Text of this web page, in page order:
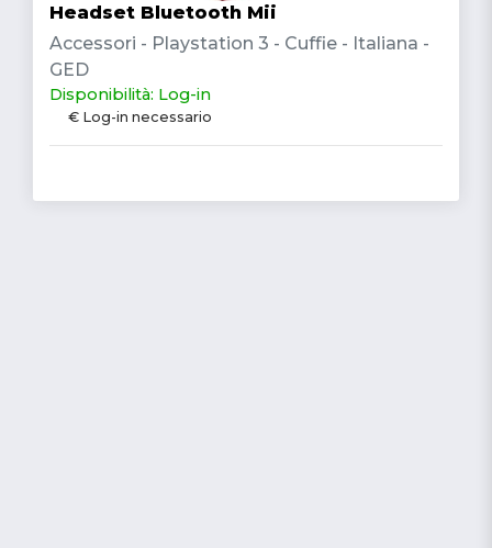
Headset Bluetooth Mii
Accessori - Playstation 3 - Cuffie - Italiana -
GED
Disponibilità: Log-in
€ Log-in necessario